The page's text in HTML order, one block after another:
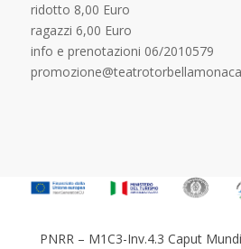
ridotto 8,00 Euro
ragazzi 6,00 Euro
info e prenotazioni 06/2010579
PNRR – M1C3-Inv.4.3 Caput